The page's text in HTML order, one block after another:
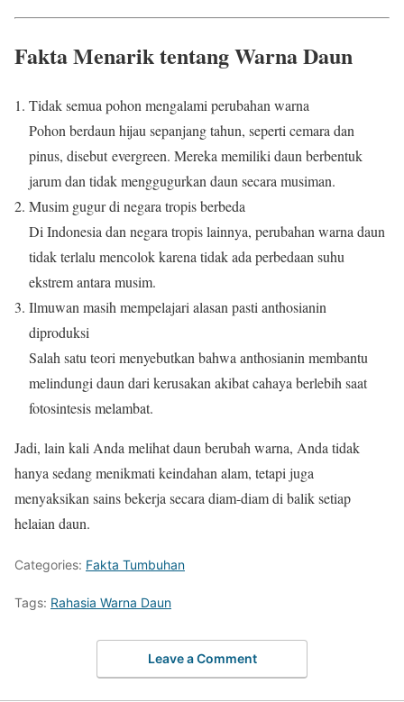
Fakta Menarik tentang Warna Daun
Tidak semua pohon mengalami perubahan warna
Pohon berdaun hijau sepanjang tahun, seperti cemara dan
pinus, disebut evergreen. Mereka memiliki daun berbentuk
jarum dan tidak menggugurkan daun secara musiman.
Musim gugur di negara tropis berbeda
Di Indonesia dan negara tropis lainnya, perubahan warna daun
tidak terlalu mencolok karena tidak ada perbedaan suhu
ekstrem antara musim.
Ilmuwan masih mempelajari alasan pasti anthosianin
diproduksi
Salah satu teori menyebutkan bahwa anthosianin membantu
melindungi daun dari kerusakan akibat cahaya berlebih saat
fotosintesis melambat.
Jadi, lain kali Anda melihat daun berubah warna, Anda tidak
hanya sedang menikmati keindahan alam, tetapi juga
menyaksikan sains bekerja secara diam-diam di balik setiap
helaian daun.
Categories: Fakta Tumbuhan
Tags: Rahasia Warna Daun
Leave a Comment